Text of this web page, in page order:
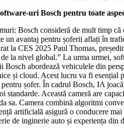
uri Bosch pentru toate
Bosch consideră de mult timp
un avantaj pentru șoferii aflați în
la CES 2025 Paul Thomas,
la nivel global.” La urma urmei,
Bosch abordează vehiculele din
și cloud. Acest lucru va fi
șofer. În cadrul Bosch, IA
standarde. Această cameră are
sa. Camera combină algoritmi
artificială asigură o conducere
de inginerie auto și experiența